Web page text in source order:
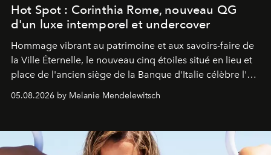
Hot Spot : Corinthia Rome, nouveau QG
d'un luxe intemporel et undercover
Hommage vibrant au patrimoine et aux savoirs-faire de
la Ville Éternelle, le nouveau cinq étoiles situé en lieu et
place de l'ancien siège de la Banque d'Italie célèbre l'art
de vivre Romain dans toute son élégance intemporelle.
05.08.2026 by Melanie Mendelewitsch